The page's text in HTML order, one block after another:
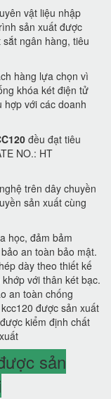
vật liệu nhập
sản xuất được
ngân hàng, tiêu
hàng lựa chọn vì
khóa két điện tử
với các doanh
đều đạt tiêu
NO.: HT
trên dây chuyền
sản xuất cùng
học, đảm bảm
an toàn bảo mật.
dày theo thiết kế
với thân két bạc.
an toàn chống
được sản xuất
kiểm định chất
sản